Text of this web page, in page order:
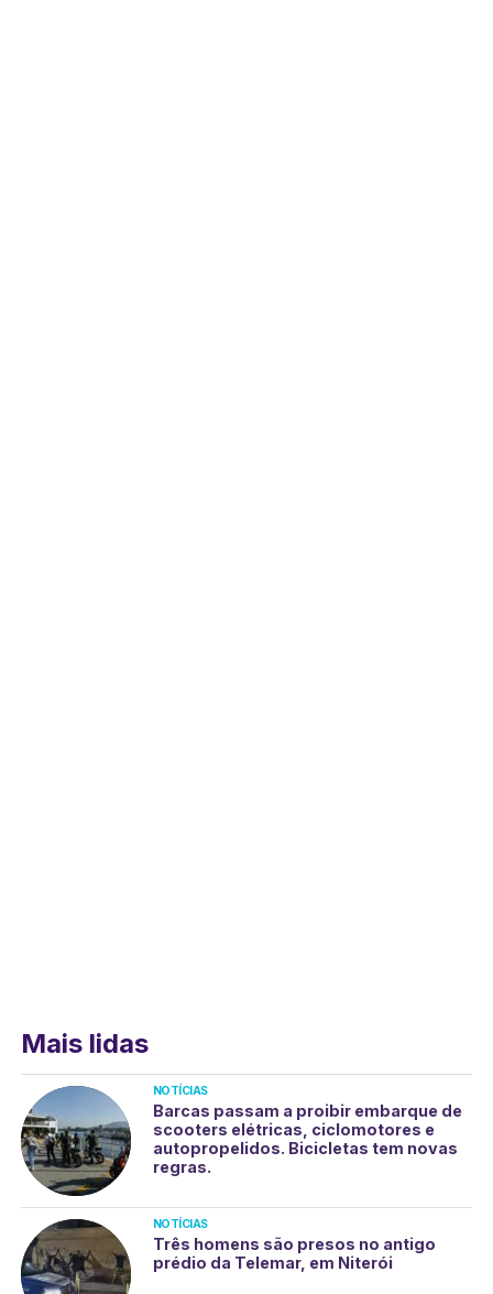
Mais lidas
NOTÍCIAS
Barcas passam a proibir embarque de
scooters elétricas, ciclomotores e
autopropelidos. Bicicletas tem novas
regras.
NOTÍCIAS
Três homens são presos no antigo
prédio da Telemar, em Niterói